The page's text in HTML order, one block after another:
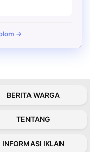
→
BERITA WARGA
TENTANG
INFORMASI IKLAN